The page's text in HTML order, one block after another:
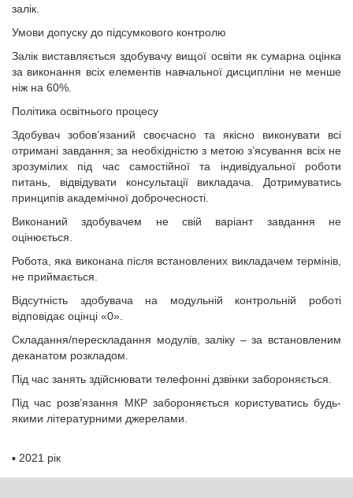
залік.
Умови допуску до підсумкового контролю
Залік виставляється здобувачу вищої освіти як сумарна оцінка
за виконання всіх елементів навчальної дисципліни не менше
ніж на 60%.
Політика освітнього процесу
Здобувач зобов’язаний своєчасно та якісно виконувати всі
отримані завдання; за необхідністю з метою з’ясування всіх не
зрозумілих під час самостійної та індивідуальної роботи
питань, відвідувати консультації викладача. Дотримуватись
принципів академічної доброчесності.
Виконаний здобувачем не свій варіант завдання не
оцінюється.
Робота, яка виконана після встановлених викладачем термінів,
не приймається.
Відсутність здобувача на модульній контрольній роботі
відповідає оцінці «0».
Складання/перескладання модулів, заліку – за встановленим
деканатом розкладом.
Під час занять здійснювати телефонні дзвінки забороняється.
Під час розв’язання МКР забороняється користуватись будь-
якими літературними джерелами.
▪ 2021 рік